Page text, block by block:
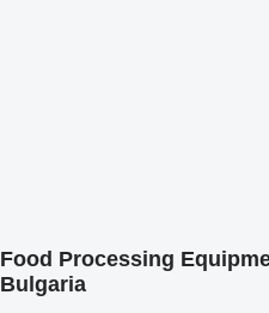
Food Processing
Bulgaria